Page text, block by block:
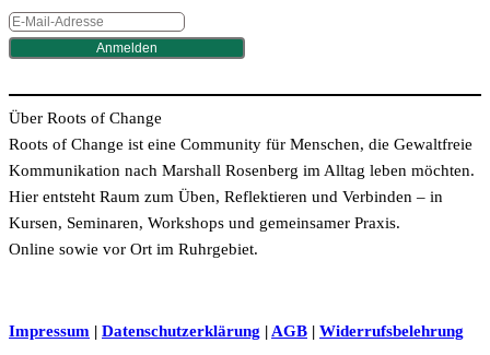
Anmelden
Über Roots of Change
Roots of Change ist eine Community für Menschen, die Gewaltfreie
Kommunikation nach Marshall Rosenberg im Alltag leben möchten.
Hier entsteht Raum zum Üben, Reflektieren und Verbinden – in
Kursen, Seminaren, Workshops und gemeinsamer Praxis.
Online sowie vor Ort im Ruhrgebiet.
Impressum | Datenschutzerklärung | AGB | Widerrufsbelehrung